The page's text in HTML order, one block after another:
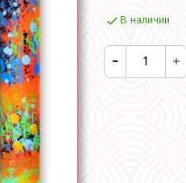
В наличии